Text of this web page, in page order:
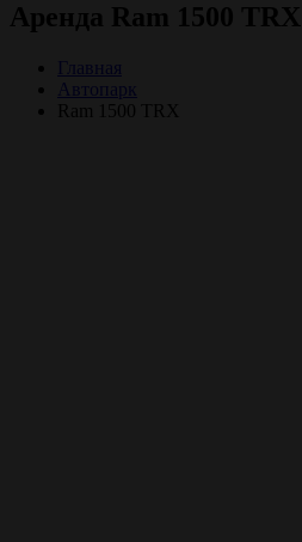
Аренда Ram 1500 TRX
Главная
Автопарк
Ram 1500 TRX